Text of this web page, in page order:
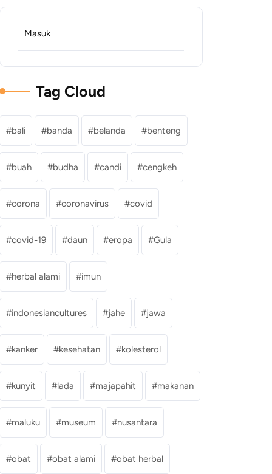
Masuk
Tag Cloud
bali banda belanda benteng
buah budha candi cengkeh
corona coronavirus covid
covid-19 daun eropa Gula
herbal alami imun
indonesiancultures jahe jawa
kanker kesehatan kolesterol
kunyit lada majapahit makanan
maluku museum nusantara
obat obat alami obat herbal